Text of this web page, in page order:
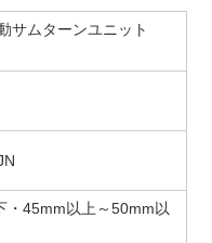
サムターンユニット
・45mm以上～50mm以